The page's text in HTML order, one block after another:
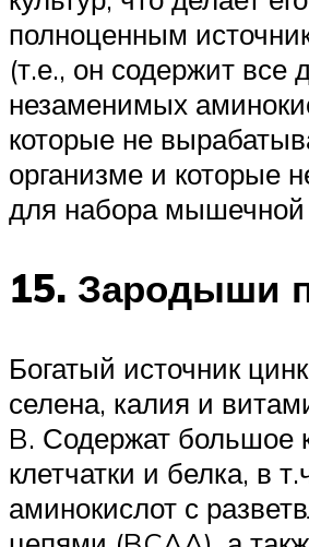
полноценным
(т.е., он содержит все
незаменимых
которые не
организме и которые
для набора
15. Зародыши
Богатый источник
селена, калия и
B. Содержат большое
клетчатки и белка, в
аминокислот с